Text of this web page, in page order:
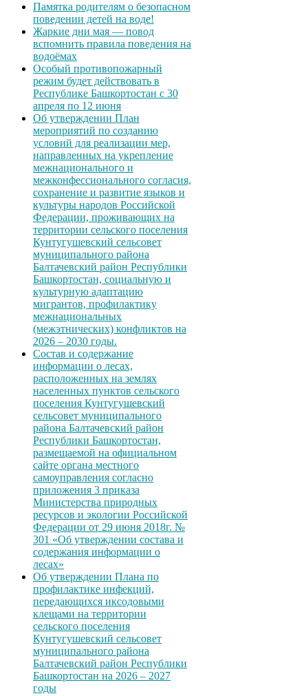
Памятка родителям о безопасном
поведении детей на воде!
Жаркие дни мая — повод
вспомнить правила поведения на
водоёмах
Особый противопожарный
режим будет действовать в
Республике Башкортостан с 30
апреля по 12 июня
Об утверждении План
мероприятий по созданию
условий для реализации мер,
направленных на укрепление
межнационального и
межконфессионального согласия,
сохранение и развитие языков и
культуры народов Российской
Федерации, проживающих на
территории сельского поселения
Кунтугушевский сельсовет
муниципального района
Балтачевский район Республики
Башкортостан, социальную и
культурную адаптацию
мигрантов, профилактику
межнациональных
(межэтнических) конфликтов на
2026 – 2030 годы.
Состав и содержание
информации о лесах,
расположенных на землях
населенных пунктов сельского
поселения Кунтугушевский
сельсовет муниципального
района Балтачевский район
Республики Башкортостан,
размещаемой на официальном
сайте органа местного
самоуправления согласно
приложения 3 приказа
Министерства природных
ресурсов и экологии Российской
Федерации от 29 июня 2018г. №
301 «Об утверждении состава и
содержания информации о
лесах»
Об утверждении Плана по
профилактике инфекций,
передающихся иксодовыми
клещами на территории
сельского поселения
Кунтугушевский сельсовет
муниципального района
Балтачевский район Республики
Башкортостан на 2026 – 2027
годы